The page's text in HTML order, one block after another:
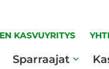
KASVUYRITYS
Sparraajat